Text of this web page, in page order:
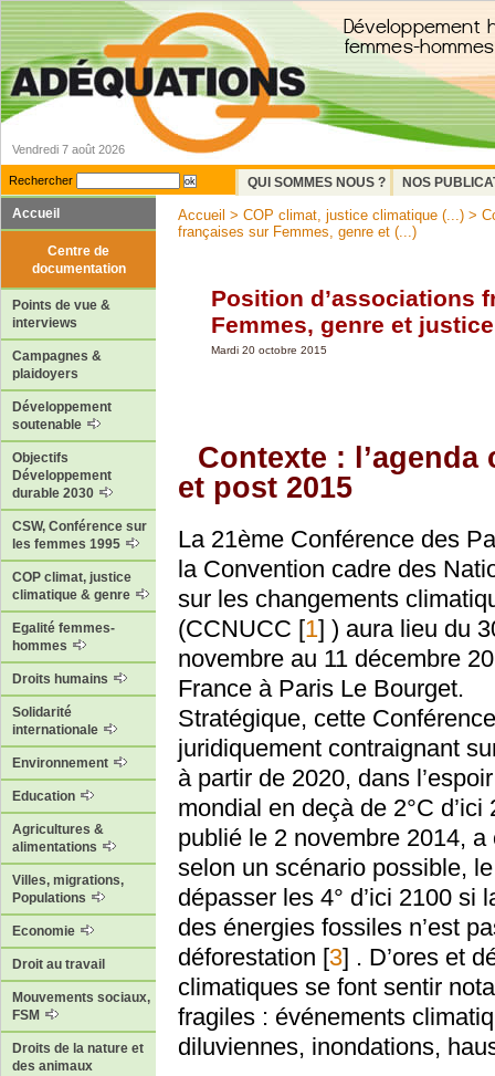
Vendredi 7 août 2026
Rechercher QUI SOMMES NOUS ?
NOS
Accueil
Centre de
documentation
Points de vue &
interviews
Campagnes &
plaidoyers
Développement
soutenable
Objectifs
Développement
durable 2030
CSW, Conférence sur
les femmes 1995
COP climat, justice
climatique & genre
Egalité femmes-
hommes
Droits humains
Solidarité
internationale
Environnement
Education
Agricultures &
alimentations
Villes, migrations,
Populations
Economie
Droit au travail
Mouvements sociaux,
FSM
Droits de la nature et
des animaux
Accueil > COP climat, justice climatique (...) >
françaises sur Femmes, genre et (...)
Position d’associations
Femmes, genre et
Mardi 20 octobre 2015
Contexte : l’agenda
et post 2015
La 21ème Conférence des
la Convention cadre des
sur les changements
(CCNUCC [1] ) aura lieu du
novembre au 11 décembre
France à Paris Le Bourget.
Stratégique, cette
juridiquement contraignant
à partir de 2020, dans
mondial en deçà de 2°C
publié le 2 novembre 2014,
selon un scénario possible,
dépasser les 4° d’ici 2100 si
des énergies fossiles n’est
déforestation [3] . D’ores et
climatiques se font sentir
fragiles : événements
diluviennes, inondations,